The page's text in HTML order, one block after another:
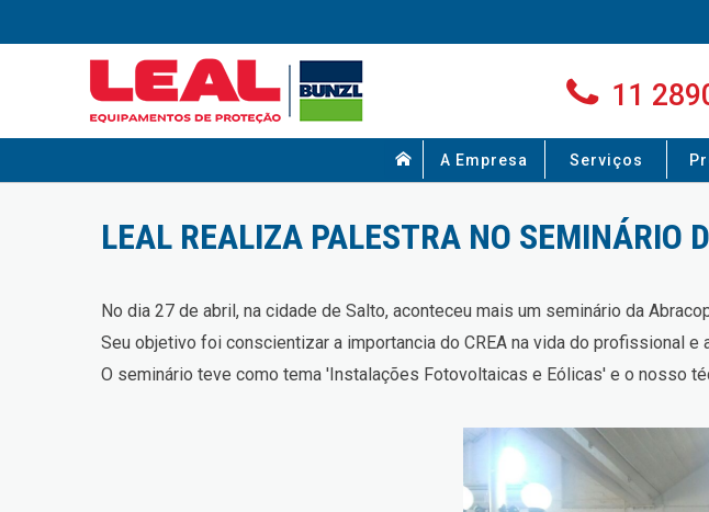
11
A Empresa Serviços
LEAL REALIZA PALESTRA NO SEMINÁRIO
No dia 27 de abril, na cidade de Salto, aconteceu mais um seminário da
Seu objetivo foi conscientizar a importancia do CREA na vida do profissional
O seminário teve como tema 'Instalações Fotovoltaicas e Eólicas' e o nosso